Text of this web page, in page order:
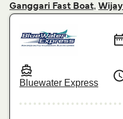
Ganggari Fast Boat,
Bluewater Express